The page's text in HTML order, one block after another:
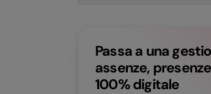
Come richiedere la SAP
Gestisci i documenti
con Factorial
FAQ: scheda anagrafica
Passa a una
assenze,
100% digitale